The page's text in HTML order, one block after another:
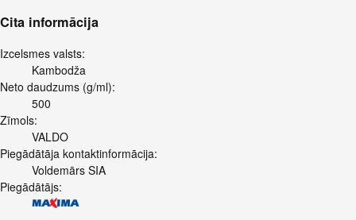
Cita informācija
Izcelsmes valsts:
Kambodža
Neto daudzums (g/ml):
500
Zīmols:
VALDO
Piegādātāja kontaktinformācija:
Voldemārs SIA
Piegādātājs: